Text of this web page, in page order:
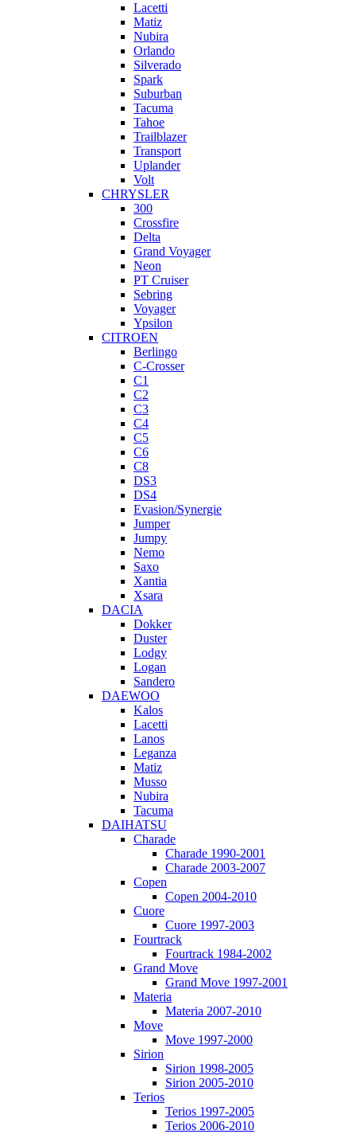
Lacetti
Matiz
Nubira
Orlando
Silverado
Spark
Suburban
Tacuma
Tahoe
Trailblazer
Transport
Uplander
Volt
CHRYSLER
300
Crossfire
Delta
Grand Voyager
Neon
PT Cruiser
Sebring
Voyager
Ypsilon
CITROEN
Berlingo
C-Crosser
C1
C2
C3
C4
C5
C6
C8
DS3
DS4
Evasion/Synergie
Jumper
Jumpy
Nemo
Saxo
Xantia
Xsara
DACIA
Dokker
Duster
Lodgy
Logan
Sandero
DAEWOO
Kalos
Lacetti
Lanos
Leganza
Matiz
Musso
Nubira
Tacuma
DAIHATSU
Charade
Charade 1990-2001
Charade 2003-2007
Copen
Copen 2004-2010
Cuore
Cuore 1997-2003
Fourtrack
Fourtrack 1984-2002
Grand Move
Grand Move 1997-2001
Materia
Materia 2007-2010
Move
Move 1997-2000
Sirion
Sirion 1998-2005
Sirion 2005-2010
Terios
Terios 1997-2005
Terios 2006-2010